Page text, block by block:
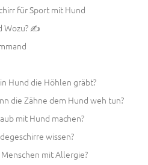
für Sport mit Hund
Wozu? ✍
Hund die Höhlen gräbt?
die Zähne dem Hund weh tun?
mit Hund machen?
wissen?
mit Allergie?